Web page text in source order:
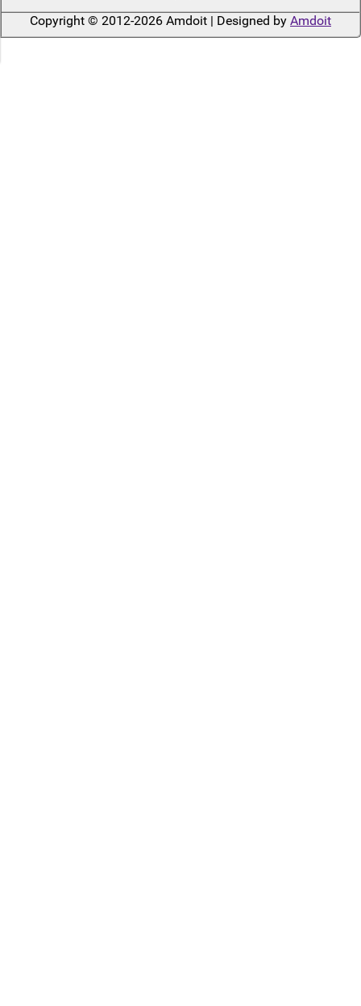
Copyright © 2012-2026 Amdoit | Designed by Amdoit